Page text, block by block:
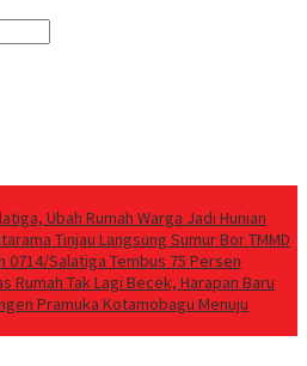
Ubah Rumah Warga Jadi Hunian
Tinjau Langsung Sumur Bor TMMD
0714/Salatiga Tembus 75 Persen
Rumah Tak Lagi Becek, Harapan Baru
Pramuka Kotamobagu Menuju